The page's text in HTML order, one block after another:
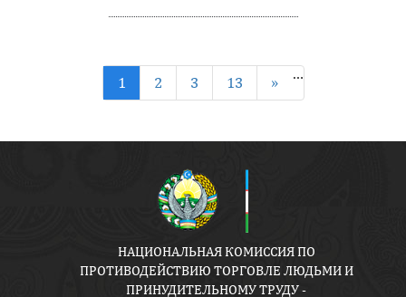
1 2 3 …
13 »
НАЦИОНАЛЬНАЯ КОМИССИЯ ПО
ПРОТИВОДЕЙСТВИЮ ТОРГОВЛЕ ЛЮДЬМИ И
ПРИНУДИТЕЛЬНОМУ ТРУДУ -